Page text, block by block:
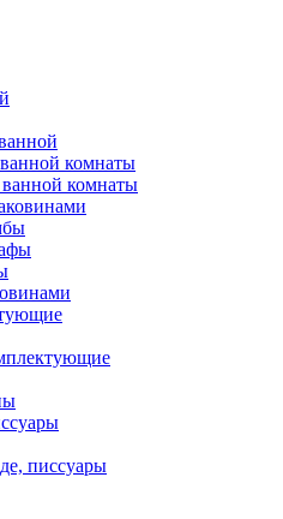
комнаты
комнаты
писсуары